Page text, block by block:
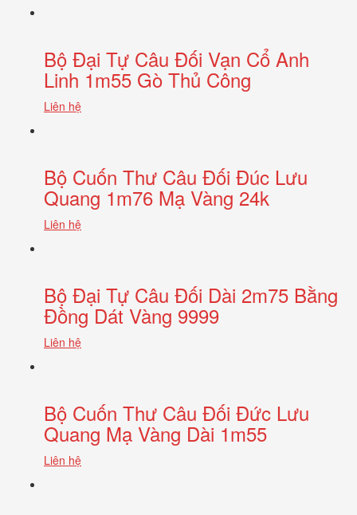
Bộ Đại Tự Câu Đối Vạn Cổ Anh
Linh 1m55 Gò Thủ Công
Liên hệ
Bộ Cuốn Thư Câu Đối Đúc Lưu
Quang 1m76 Mạ Vàng 24k
Liên hệ
Bộ Đại Tự Câu Đối Dài 2m75 Bằng
Đồng Dát Vàng 9999
Liên hệ
Bộ Cuốn Thư Câu Đối Đức Lưu
Quang Mạ Vàng Dài 1m55
Liên hệ